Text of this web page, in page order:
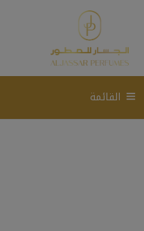
القائمة